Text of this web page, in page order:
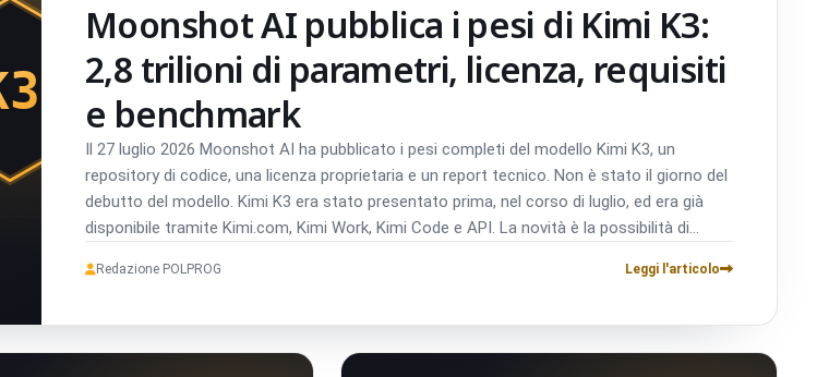
Moonshot AI pubblica i pesi di Kimi K3:
2,8 trilioni di parametri, licenza, requisiti
e benchmark
Il 27 luglio 2026 Moonshot AI ha pubblicato i pesi completi del modello Kimi K3, un
repository di codice, una licenza proprietaria e un report tecnico. Non è stato il giorno del
debutto del modello. Kimi K3 era stato presentato prima, nel corso di luglio, ed era già
disponibile tramite Kimi.com, Kimi Work, Kimi Code e API. La novità è la possibilità di
Redazione POLPROG Leggi l'articolo